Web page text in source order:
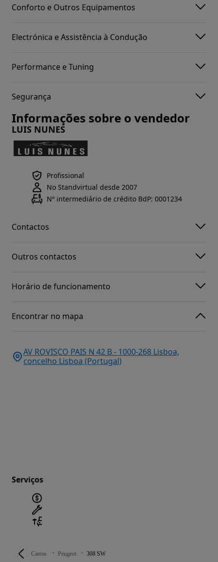
Carros Peugeot 308 SW
Conforto e Outros Equipamentos
Electrónica e Assistência à Condução
Performance e Tuning
Segurança
Informações sobre o vendedor
LUIS NUNES
Profissional
No Standvirtual desde 2007
Nº intermediário de crédito BdP: 0001234
Contactos
Outros contactos
Horário de funcionamento
Encontrar no mapa
AV ROVISCO PAIS N 42 B - 1000-268 Lisboa,
concelho Lisboa (Portugal)
Serviços